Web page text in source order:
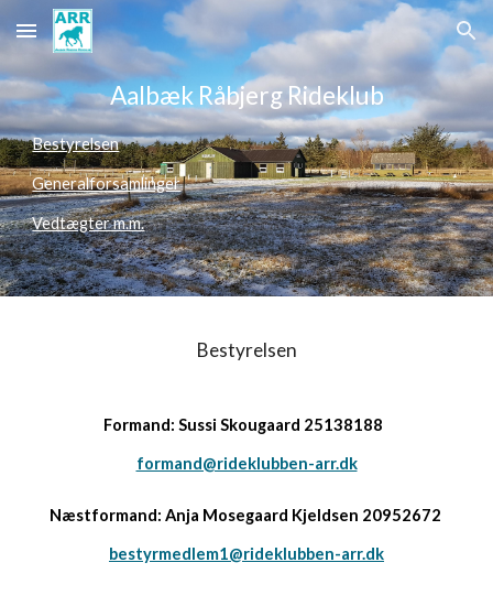
Skip to main content Skip to navigation
Aalbæk Råbjerg Rideklub
Bestyrelsen
Generalforsamlinger
Vedtægter m.m.
Bestyrelsen
Formand: Sussi Skougaard 25138188
formand@rideklubben-arr.dk
Næstformand: Anja Mosegaard Kjeldsen 20952672
bestyrmedlem1@rideklubben-arr.dk